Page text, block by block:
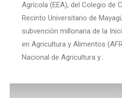
Agrícola (EEA), del Colegio de
Recinto Universitario de
subvención millonaria de la
en Agricultura y Alimentos
Nacional de Agricultura y…